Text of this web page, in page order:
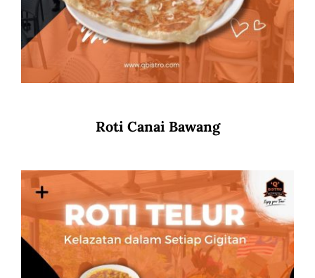
Roti Canai Bawang